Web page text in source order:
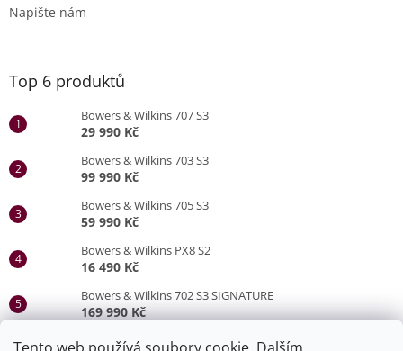
Napište nám
Top 6 produktů
Bowers & Wilkins 707 S3
29 990 Kč
Bowers & Wilkins 703 S3
99 990 Kč
Bowers & Wilkins 705 S3
59 990 Kč
Bowers & Wilkins PX8 S2
16 490 Kč
Bowers & Wilkins 702 S3 SIGNATURE
169 990 Kč
Bowers & Wilkins 705 S3 SIGNATURE